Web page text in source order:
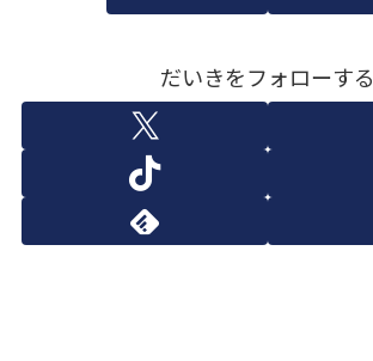
だいきをフォローする